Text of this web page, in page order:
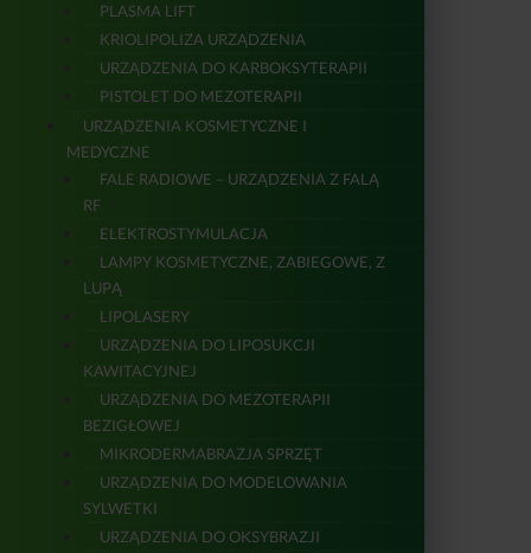
PLASMA LIFT
KRIOLIPOLIZA URZĄDZENIA
URZĄDZENIA DO KARBOKSYTERAPII
PISTOLET DO MEZOTERAPII
URZĄDZENIA KOSMETYCZNE I
MEDYCZNE
FALE RADIOWE – URZĄDZENIA Z FALĄ
RF
ELEKTROSTYMULACJA
LAMPY KOSMETYCZNE, ZABIEGOWE, Z
LUPĄ
LIPOLASERY
URZĄDZENIA DO LIPOSUKCJI
KAWITACYJNEJ
URZĄDZENIA DO MEZOTERAPII
BEZIGŁOWEJ
MIKRODERMABRAZJA SPRZĘT
URZĄDZENIA DO MODELOWANIA
SYLWETKI
URZĄDZENIA DO OKSYBRAZJI